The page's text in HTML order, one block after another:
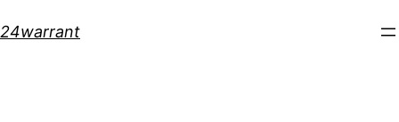
to
24warrant